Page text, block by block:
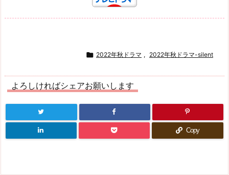
 2022年秋ドラマ , 2022年秋ドラマ-silent
よろしければシェアお願いします
Copy